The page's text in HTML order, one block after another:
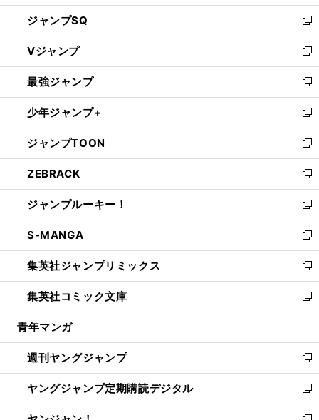
し
い
ウ
ィ
ン
ド
ウ
で
開
く
ジャンプSQ
新
し
い
ウ
ィ
ン
ド
ウ
で
開
く
Vジャンプ
新
し
い
ウ
ィ
ン
ド
ウ
で
開
く
最強ジャンプ
新
し
い
ウ
ィ
ン
ド
ウ
で
開
く
少年ジャンプ+
新
し
い
ウ
ィ
ン
ド
ウ
で
開
く
ジャンプTOON
新
し
い
ウ
ィ
ン
ド
ウ
で
開
く
ZEBRACK
新
し
い
ウ
ィ
ン
ド
ウ
で
開
ジャンプルーキー！
新
し
い
ウ
ィ
ン
ド
ウ
開
く
S-MANGA
新
し
い
ウ
ィ
ン
ウ
で
開
く
集英社ジャンプリミックス
新
し
い
ウ
ン
ド
ウ
で
開
集英社コミック文庫
新
し
ウ
ィ
ン
ド
ウ
青年マンガ
週刊ヤングジャンプ
新
し
い
ウ
ヤングジャンプ定期購読デジタル
新
し